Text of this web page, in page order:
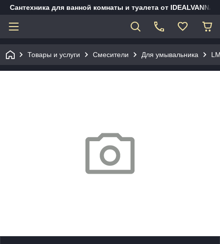
Сантехника для ванной комнаты и туалета от
Товары и услуги Смесители Для умывальника